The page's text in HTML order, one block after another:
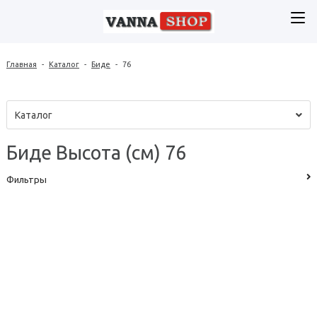
Главная - Каталог - Биде - 76
Каталог
Биде Высота (см) 76
Фильтры